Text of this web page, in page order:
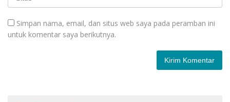
Simpan nama, email, dan situs web saya pada peramban ini
untuk komentar saya berikutnya.